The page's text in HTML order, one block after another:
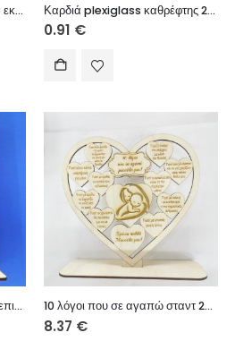
Ξύλινο για μπρελόκ ετικέτα 6 εκ. 05202 Καρδιά plexiglass καθρέφτης 2,5 cm
0.91 €
Σταντ ξύλινο 20 εκ. (κείμενο επιλογής σας) 10 λόγοι που σε αγαπώ σταντ 20εκ.
8.37 €